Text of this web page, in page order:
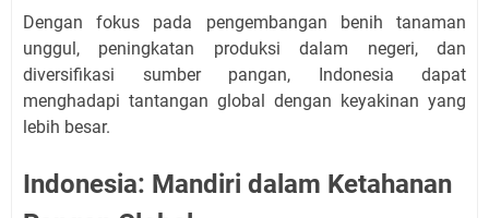
Dengan fokus pada pengembangan benih tanaman
unggul, peningkatan produksi dalam negeri, dan
diversifikasi sumber pangan, Indonesia dapat
menghadapi tantangan global dengan keyakinan yang
lebih besar.
Indonesia: Mandiri dalam Ketahanan